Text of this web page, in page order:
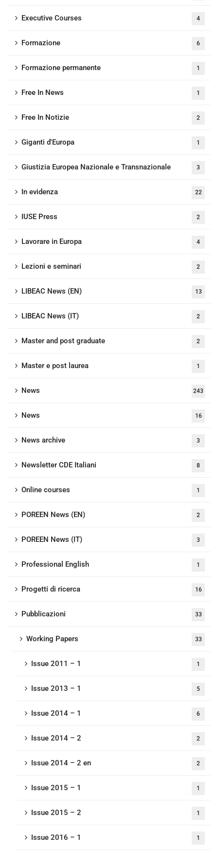
Executive Courses 4
Formazione 6
Formazione permanente 1
Free In News 1
Free In Notizie 2
Giganti d'Europa 1
Giustizia Europea Nazionale e Transnazionale 3
In evidenza 22
IUSE Press 2
Lavorare in Europa 4
Lezioni e seminari 2
LIBEAC News (EN) 13
LIBEAC News (IT) 2
Master and post graduate 2
Master e post laurea 1
News 243
News 16
News archive 3
Newsletter CDE Italiani 8
Online courses 1
POREEN News (EN) 2
POREEN News (IT) 3
Professional English 1
Progetti di ricerca 16
Pubblicazioni 33
Working Papers 33
Issue 2011 – 1 1
Issue 2013 – 1 5
Issue 2014 – 1 6
Issue 2014 – 2 2
Issue 2014 – 2 en 2
Issue 2015 – 1 1
Issue 2015 – 2 1
Issue 2016 – 1 1